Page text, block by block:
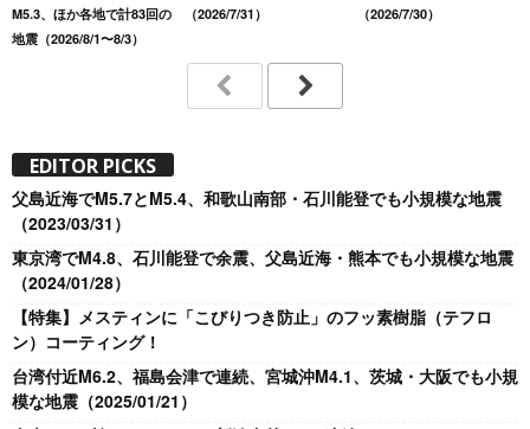
M5.3、ほか各地で計83回の
地震（2026/8/1〜8/3）
（2026/7/31）
（2026/7/30）
EDITOR PICKS
父島近海でM5.7とM5.4、和歌山南部・石川能登でも小規模な地震
（2023/03/31）
東京湾でM4.8、石川能登で余震、父島近海・熊本でも小規模な地震
（2024/01/28）
【特集】メスティンに「こびりつき防止」のフッ素樹脂（テフロ
ン）コーティング！
台湾付近M6.2、福島会津で連続、宮城沖M4.1、茨城・大阪でも小規
模な地震（2025/01/21）